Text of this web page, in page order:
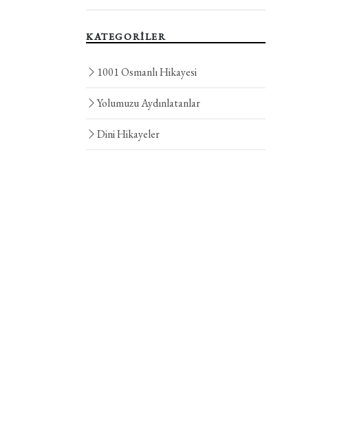
KATEGORİLER
1001 Osmanlı Hikayesi
Yolumuzu Aydınlatanlar
Dini Hikayeler